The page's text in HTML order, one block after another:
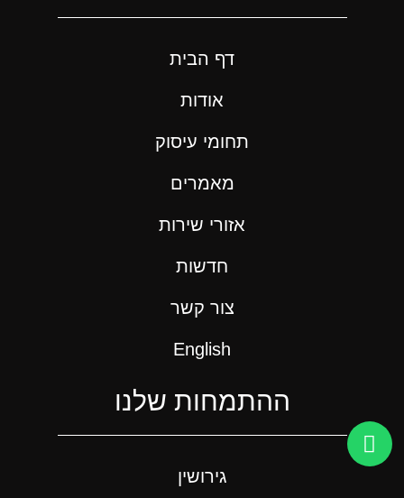
דף הבית
אודות
תחומי עיסוק
מאמרים
אזורי שירות
חדשות
צור קשר
English
ההתמחות שלנו
גירושין